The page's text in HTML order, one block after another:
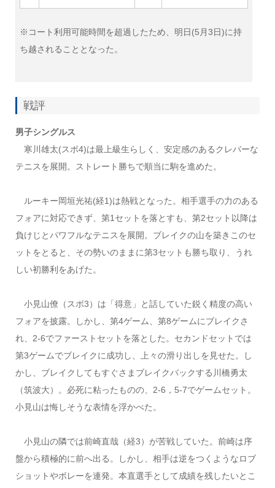
※コート利用可能時間を超過したため、明日(5月3日)に持
ち越されることとなった。
戦評
男子シングルス
寒川雄太(スポ4)は最上級生らしく、安定感のあるクレバーな
テニスを展開。ストレート勝ちで順当に駒を進めた。
ルーキー岡垣光祐(経1)は熱戦となった。相手選手の力のある
フォアに対応できず、第1セットを落とすも、第2セット以降は
負けじとパワフルなテニスを展開。ブレイクの山を築きこのセ
ットをとると、その勢いのままに第3セットも勝ち取り、うれ
しい初勝利をあげた。
小見山僚（スボ3）は「得意」と話していた鋭く精度の高い
フォアを披露。しかし、第4ゲーム、第8ゲームにブレイクさ
れ、2-6でファーストセットを落とした。セカンドセットでは
第3ゲームでブレイクに成功し、上々の滑り出しを見せた。し
かし、ブレイクしてもすぐさまブレイクバックする川橋勇太
（筑波大）。必死に粘ったものの、2-6，5-7でゲームセット。
小見山は悔しそうな表情を浮かべた。
小見山の隣では前崎直哉（経3）が苦戦していた。前崎は序
盤から積極的に前へ出る。しかし、相手は逆をつくようなロブ
ショットやボレーを連発。本直選手として成績を残したいとこ